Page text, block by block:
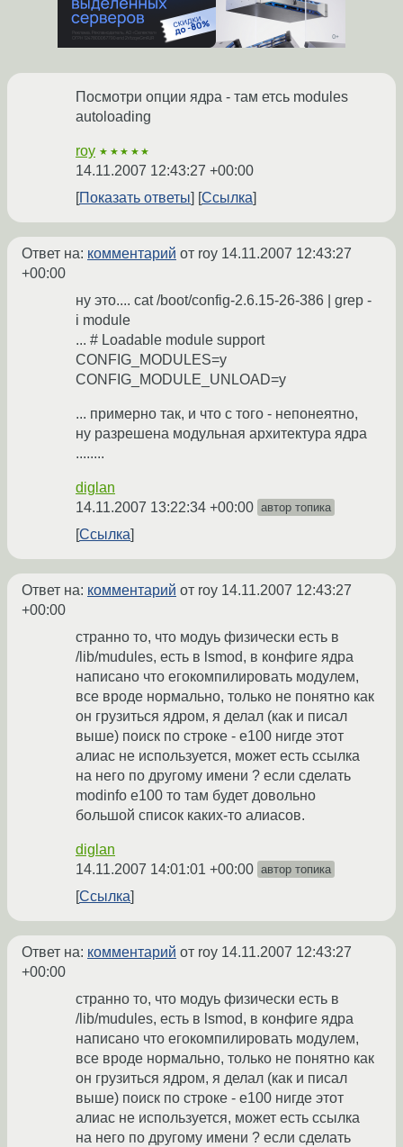
Посмотри опции ядра - там етсь modules
autoloading
roy ★★★★★
14.11.2007 12:43:27 +00:00
Показать ответы
Ссылка
Ответ на: комментарий от roy 14.11.2007 12:43:27
+00:00
ну это.... cat /boot/config-2.6.15-26-386 | grep -
i module
... # Loadable module support
CONFIG_MODULES=y
CONFIG_MODULE_UNLOAD=y
... примерно так, и что с того - непонеятно,
ну разрешена модульная архитектура ядра
........
diglan
14.11.2007 13:22:34 +00:00 автор топика
Ссылка
Ответ на: комментарий от roy 14.11.2007 12:43:27
+00:00
странно то, что модуь физически есть в
/lib/mudules, есть в lsmod, в конфиге ядра
написано что егокомпилировать модулем,
все вроде нормально, только не понятно как
он грузиться ядром, я делал (как и писал
выше) поиск по строке - e100 нигде этот
алиас не используется, может есть ссылка
на него по другому имени ? если сделать
modinfo e100 то там будет довольно
большой список каких-то алиасов.
diglan
14.11.2007 14:01:01 +00:00 автор топика
Ссылка
Ответ на: комментарий от roy 14.11.2007 12:43:27
+00:00
странно то, что модуь физически есть в
/lib/mudules, есть в lsmod, в конфиге ядра
написано что егокомпилировать модулем,
все вроде нормально, только не понятно как
он грузиться ядром, я делал (как и писал
выше) поиск по строке - e100 нигде этот
алиас не используется, может есть ссылка
на него по другому имени ? если сделать